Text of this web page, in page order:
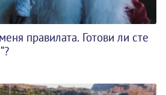
правилата. Готови ли сте